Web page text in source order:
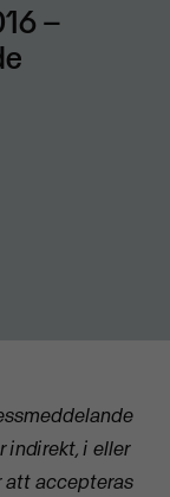
–
indirekt, i eller
att accepteras